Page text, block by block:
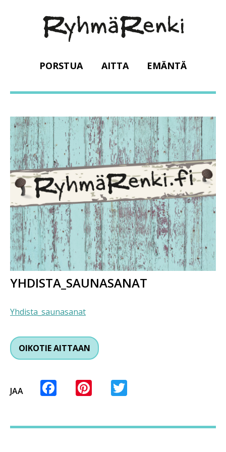
PORSTUA AITTA EMÄNTÄ
YHDISTA_SAUNASANAT
Yhdista_saunasanat
OIKOTIE AITTAAN
JAA Facebook
Pinterest